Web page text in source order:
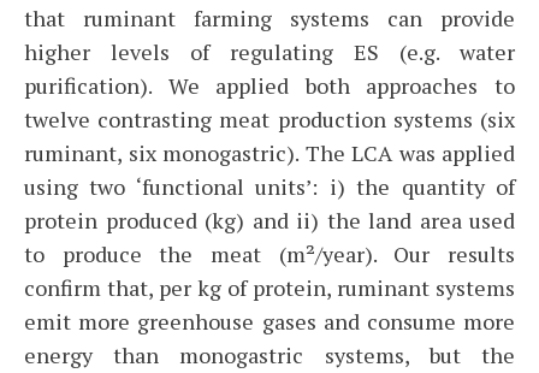
that ruminant farming systems can provide
higher levels of regulating ES (e.g. water
purification). We applied both approaches to
twelve contrasting meat production systems (six
ruminant, six monogastric). The LCA was applied
using two ‘functional units’: i) the quantity of
protein produced (kg) and ii) the land area used
to produce the meat (m²/year). Our results
confirm that, per kg of protein, ruminant systems
emit more greenhouse gases and consume more
energy than monogastric systems, but the